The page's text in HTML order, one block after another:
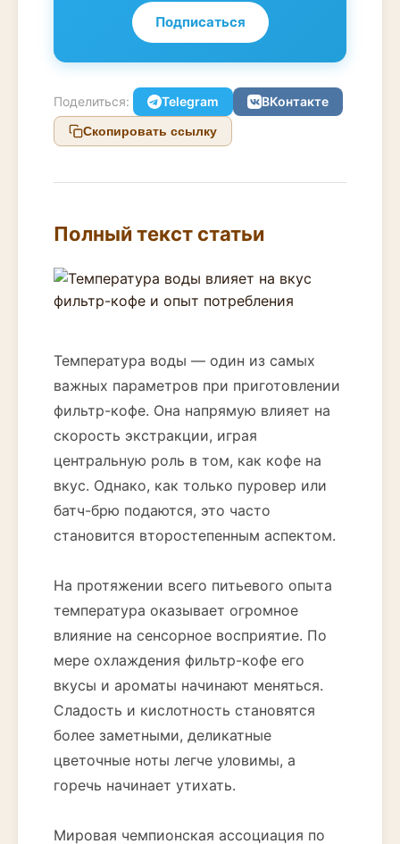
Подписаться
Поделиться: Telegram ВКонтакте
Скопировать ссылку
Полный текст статьи
Температура воды — один из самых
важных параметров при приготовлении
фильтр-кофе. Она напрямую влияет на
скорость экстракции, играя
центральную роль в том, как кофе на
вкус. Однако, как только пуровер или
батч-брю подаются, это часто
становится второстепенным аспектом.
На протяжении всего питьевого опыта
температура оказывает огромное
влияние на сенсорное восприятие. По
мере охлаждения фильтр-кофе его
вкусы и ароматы начинают меняться.
Сладость и кислотность становятся
более заметными, деликатные
цветочные ноты легче уловимы, а
горечь начинает утихать.
Мировая чемпионская ассоциация по